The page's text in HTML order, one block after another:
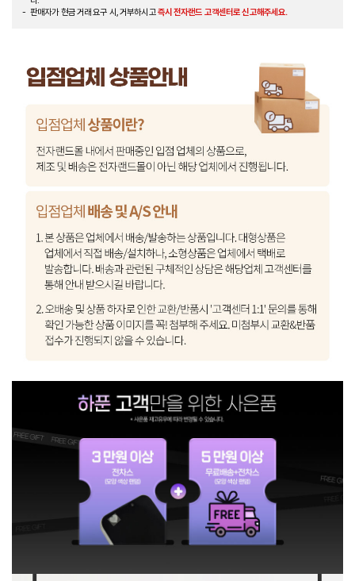
판매자가 현금 거래 요구 시, 거부하시고즉시 전자랜드 고객센터로 신고해주세요.